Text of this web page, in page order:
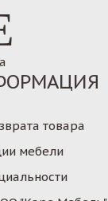
товара
мебели